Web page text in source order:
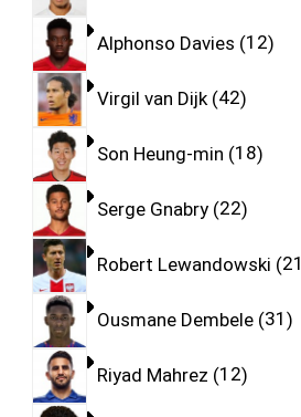
Alphonso Davies 12
Virgil van Dijk 42
Son Heung-min 18
Serge Gnabry 22
Robert Lewandowski 21
Ousmane Dembele 31
Riyad Mahrez 12